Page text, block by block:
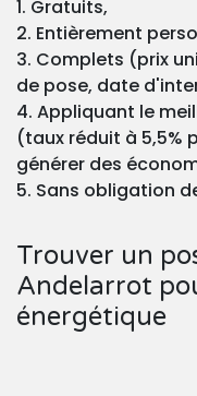
1. Gratuits,
2. Entièrement
3. Complets (prix
de pose, date
4. Appliquant le
(taux réduit à 5,5%
générer des
5. Sans obligation
Trouver un
Andelarrot
énergétique